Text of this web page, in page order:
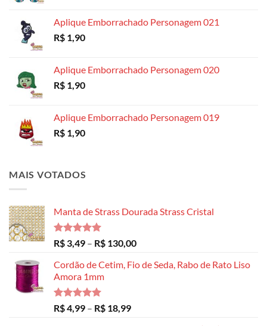
R$ 8,99
Aplique Emborrachado Personagem 021
R$ 1,90
Aplique Emborrachado Personagem 020
R$ 1,90
Aplique Emborrachado Personagem 019
R$ 1,90
MAIS VOTADOS
Manta de Strass Dourada Strass Cristal
Avaliação
5.00
de 5
R$ 3,49 – R$ 130,00Faixa
preço:
Cordão de Cetim, Fio de Seda, Rabo de Rato Liso
Amora 1mm
Avaliação
5.00
de 5
R$4,99 – R$ 18,99Faixa